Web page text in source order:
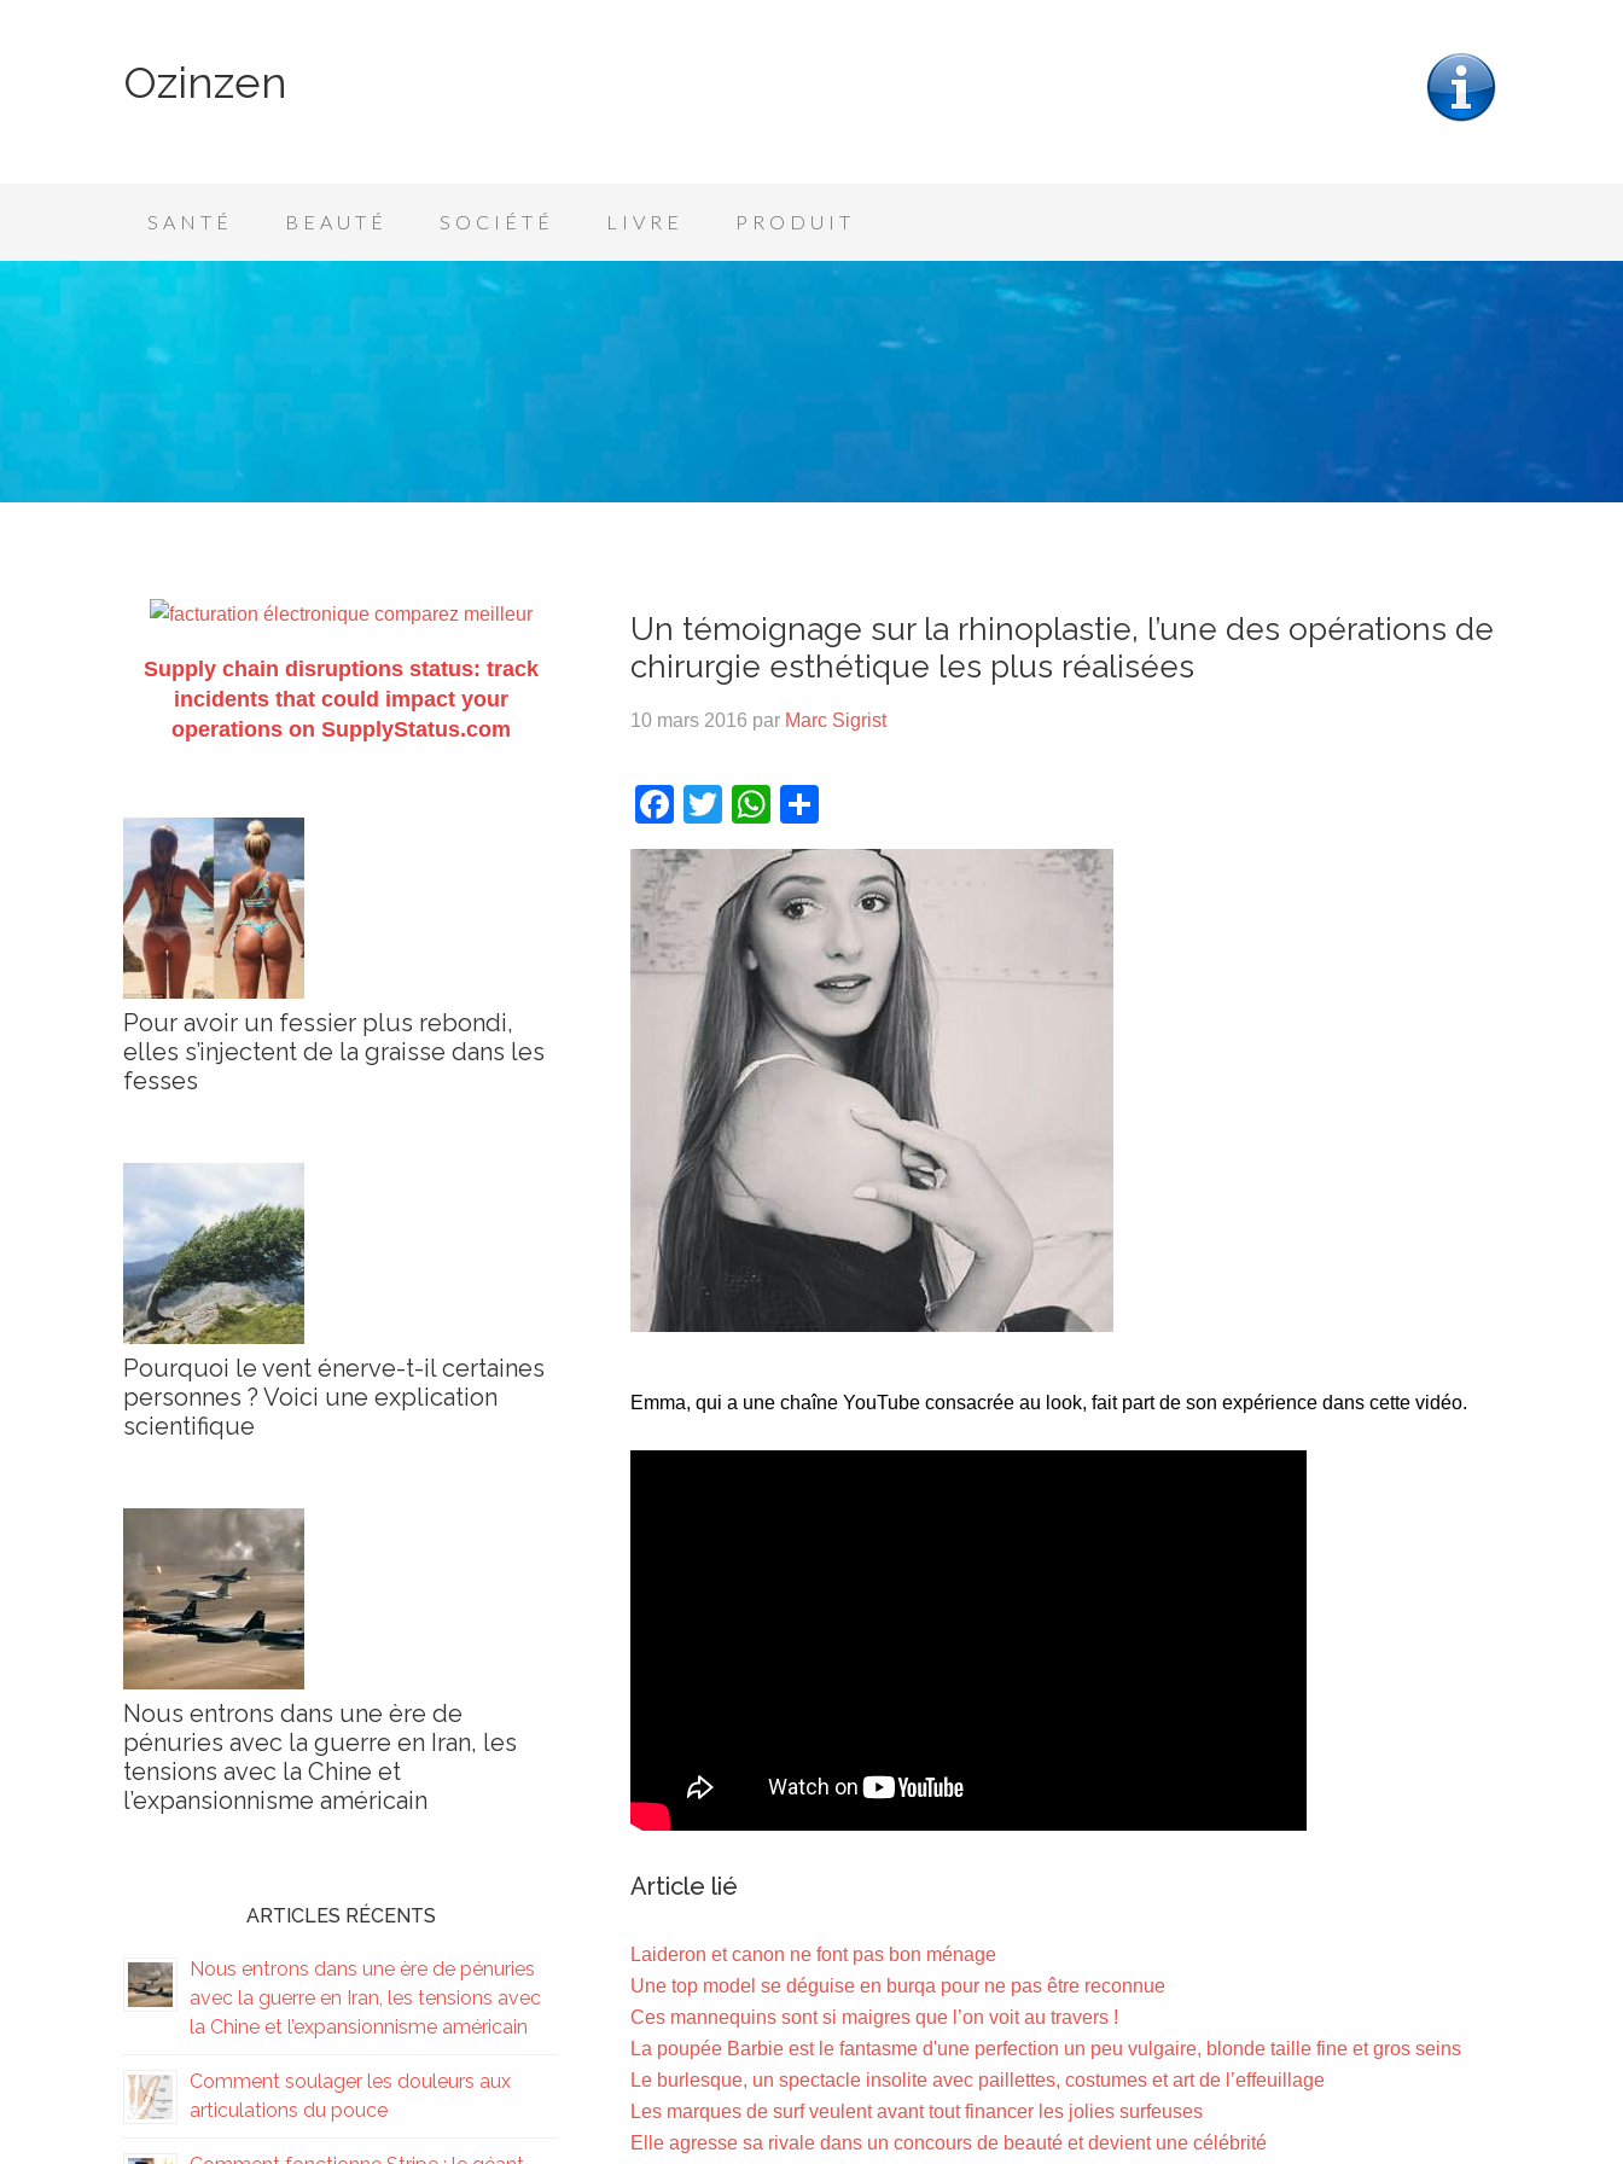
Ozinzen
SANTÉ BEAUTÉ SOCIÉTÉ LIVRE PRODUIT
Un témoignage sur la rhinoplastie, l’une des opérations de
chirurgie esthétique les plus réalisées
10 mars 2016 par Marc Sigrist
Facebook
TwitterWhatsApp
Emma, qui a une chaîne YouTube consacrée au look, fait part de son expérience dans cette vidéo.
Article lié
Laideron et canon ne font pas bon ménage
Une top model se déguise en burqa pour ne pas être reconnue
Ces mannequins sont si maigres que l’on voit au travers !
La poupée Barbie est le fantasme d'une perfection un peu vulgaire, blonde taille fine et gros seins
Le burlesque, un spectacle insolite avec paillettes, costumes et art de l’effeuillage
Les marques de surf veulent avant tout financer les jolies surfeuses
Elle agresse sa rivale dans un concours de beauté et devient une célébrité
Supply chain disruptions status: track
incidents that could impact your
operations on SupplyStatus.com
Pour avoir un fessier plus rebondi,
elles s’injectent de la graisse dans les
fesses
Pourquoi le vent énerve-t-il certaines
personnes ? Voici une explication
scientifique
Nous entrons dans une ère de
pénuries avec la guerre en Iran, les
tensions avec la Chine et
l’expansionnisme américain
ARTICLES RÉCENTS
Nous entrons dans une ère de pénuries
avec la guerre en Iran, les tensions avec
la Chine et l’expansionnisme américain
Comment soulager les douleurs aux
articulations du pouce